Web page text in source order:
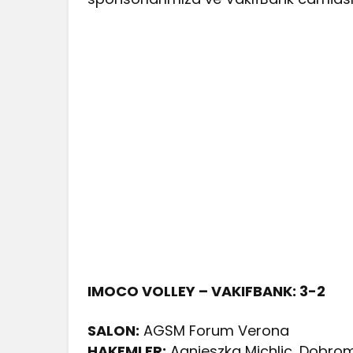
IMOCO VOLLEY – VAKIFBANK: 3-2
SALON: AGSM Forum Verona